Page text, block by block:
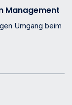
Management
Umgang beim